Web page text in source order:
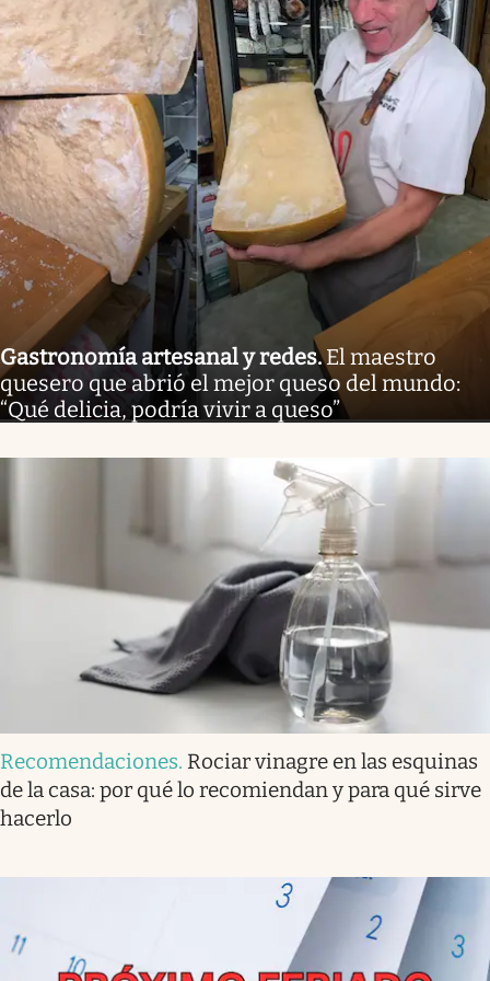
Gastronomía artesanal y redes.El maestro
quesero que abrió el mejor queso del mundo:
“Qué delicia, podría vivir a queso”
Recomendaciones. Rociar vinagre en las esquinas
de la casa: por qué lo recomiendan y para qué sirve
hacerlo